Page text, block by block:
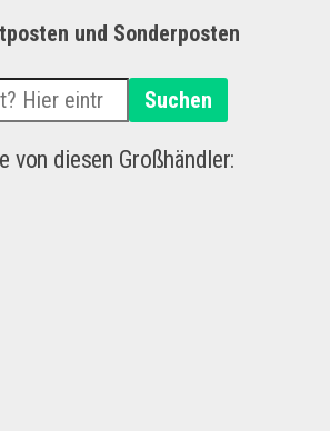
und Sonderposten
Suchen
von diesen Großhändler: